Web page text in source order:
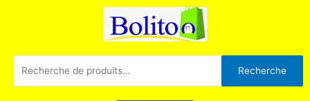
pour :
Recherche